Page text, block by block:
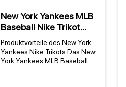
New York Yankees MLB
Baseball Nike Trikot
Alternate Navy
Produktvorteile des New York
Yankees Nike Trikots Das New
York Yankees MLB Baseball